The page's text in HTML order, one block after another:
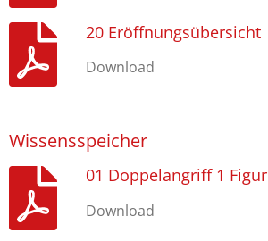
20 Eröffnungsübersicht
Download
Wissensspeicher
01 Doppelangriff 1 Figur
Download